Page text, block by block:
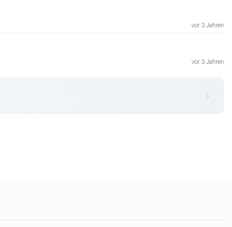
vor 3 Jahren
vor 3 Jahren